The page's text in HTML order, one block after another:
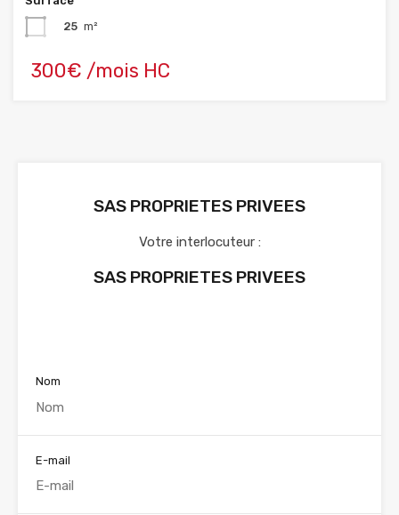
25 m²
300€ /mois HC
SAS PROPRIETES PRIVEES
Votre interlocuteur :
SAS PROPRIETES PRIVEES
Nom
E-mail